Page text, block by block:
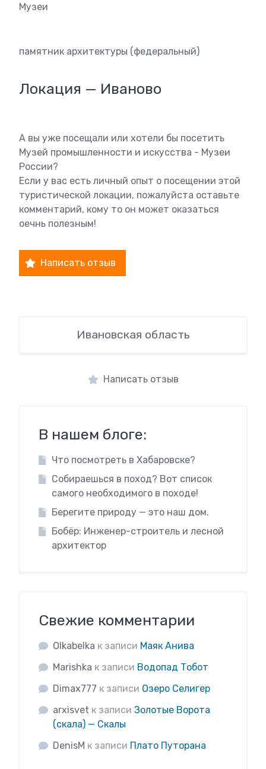
Музеи
памятник архитектуры (федеральный)
Локация — Иваново
А вы уже посещали или хотели бы посетить
Музей промышленности и искусства - Музеи
России?
Если у вас есть личный опыт о посещении этой
туристической локации, пожалуйста оставьте
комментарий, кому то он может оказаться
оечнь полезным!
Написать отзыв
Ивановская область
Написать отзыв
В нашем блоге:
Что посмотреть в Хабаровске?
Собираешься в поход? Вот список
самого необходимого в походе!
Берегите природу — это наш дом.
Бобёр: Инженер-строитель и лесной
архитектор
Свежие комментарии
Olkabelka к записи Маяк Анива
Marishka к записи Водопад Тобот
Dimax777 к записи Озеро Селигер
arxisvet к записи Золотые Ворота
(скала) — Скалы
DenisM к записи Плато Путорана